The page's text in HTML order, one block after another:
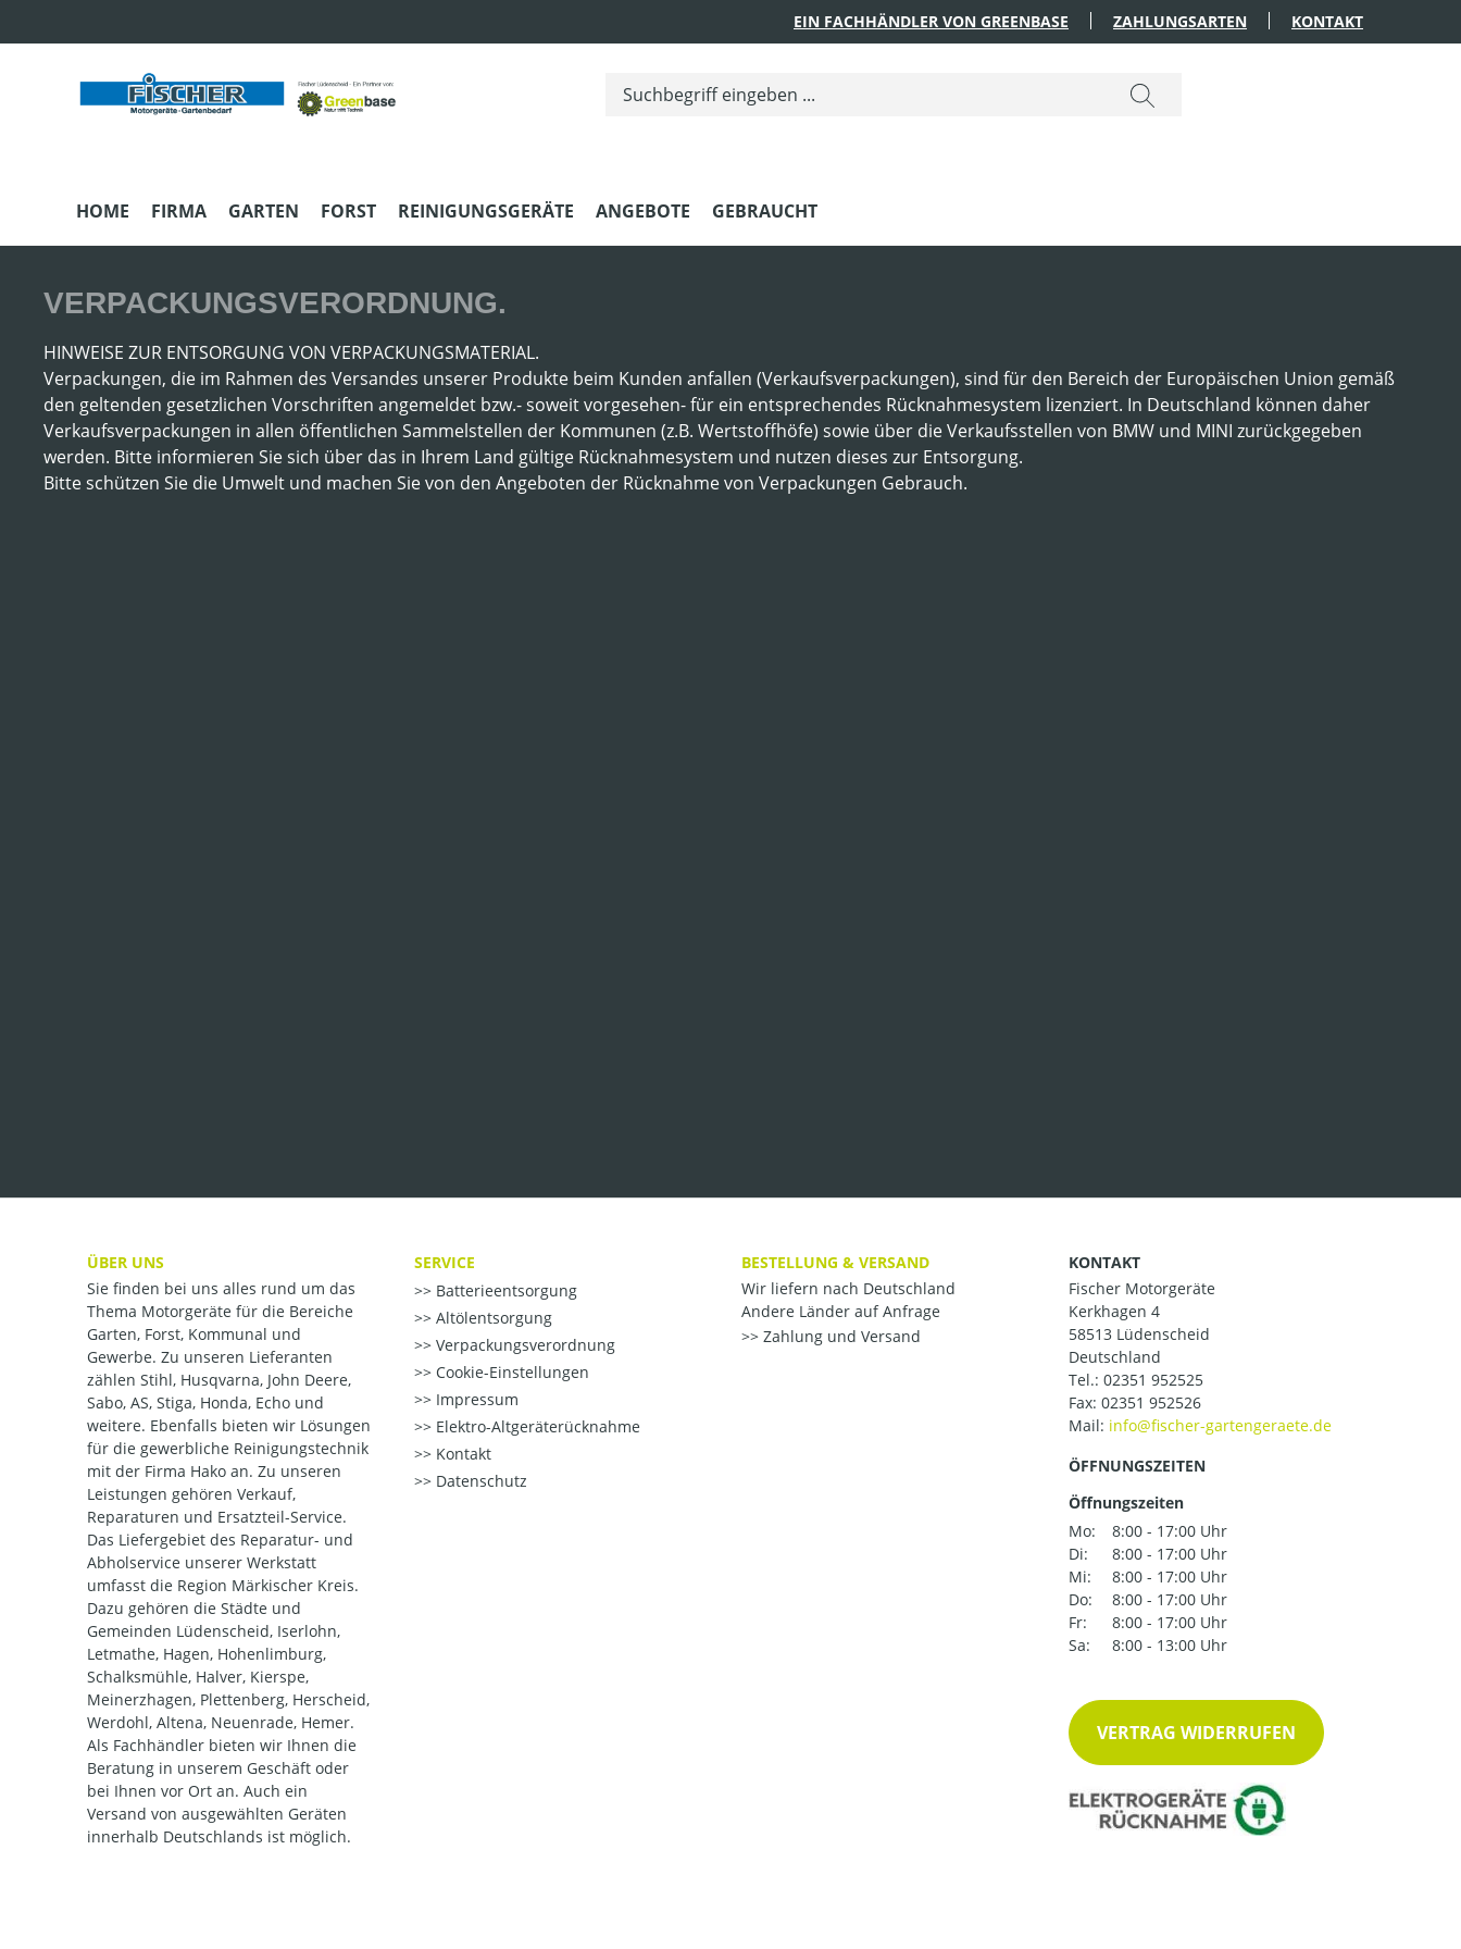
EIN FACHHÄNDLER VON GREENBASE ZAHLUNGSARTEN KONTAKT
HOME FIRMA GARTEN FORST REINIGUNGSGERÄTE ANGEBOTE GEBRAUCHT
VERPACKUNGSVERORDNUNG.
HINWEISE ZUR ENTSORGUNG VON VERPACKUNGSMATERIAL.
Verpackungen, die im Rahmen des Versandes unserer Produkte beim Kunden anfallen (Verkaufsverpackungen), sind für den Bereich der Europäischen Union gemäß
den geltenden gesetzlichen Vorschriften angemeldet bzw.- soweit vorgesehen- für ein entsprechendes Rücknahmesystem lizenziert. In Deutschland können daher
Verkaufsverpackungen in allen öffentlichen Sammelstellen der Kommunen (z.B. Wertstoffhöfe) sowie über die Verkaufsstellen von BMW und MINI zurückgegeben
werden. Bitte informieren Sie sich über das in Ihrem Land gültige Rücknahmesystem und nutzen dieses zur Entsorgung.
Bitte schützen Sie die Umwelt und machen Sie von den Angeboten der Rücknahme von Verpackungen Gebrauch.
ÜBER UNS
Sie finden bei uns alles rund um das
Thema Motorgeräte für die Bereiche
Garten, Forst, Kommunal und
Gewerbe. Zu unseren Lieferanten
zählen Stihl, Husqvarna, John Deere,
Sabo, AS, Stiga, Honda, Echo und
weitere. Ebenfalls bieten wir Lösungen
für die gewerbliche Reinigungstechnik
mit der Firma Hako an. Zu unseren
Leistungen gehören Verkauf,
Reparaturen und Ersatzteil-Service.
Das Liefergebiet des Reparatur- und
Abholservice unserer Werkstatt
umfasst die Region Märkischer Kreis.
Dazu gehören die Städte und
Gemeinden Lüdenscheid, Iserlohn,
Letmathe, Hagen, Hohenlimburg,
Schalksmühle, Halver, Kierspe,
Meinerzhagen, Plettenberg, Herscheid,
Werdohl, Altena, Neuenrade, Hemer.
Als Fachhändler bieten wir Ihnen die
Beratung in unserem Geschäft oder
bei Ihnen vor Ort an. Auch ein
Versand von ausgewählten Geräten
innerhalb Deutschlands ist möglich.
SERVICE
Batterieentsorgung
Altölentsorgung
Verpackungsverordnung
Cookie-Einstellungen
Impressum
Elektro-Altgeräterücknahme
Kontakt
Datenschutz
BESTELLUNG & VERSAND
Wir liefern nach Deutschland
Andere Länder auf Anfrage
Zahlung und Versand
KONTAKT
Fischer Motorgeräte
Kerkhagen 4
58513 Lüdenscheid
Deutschland
Tel.: 02351 952525
Fax: 02351 952526
Mail:
ÖFFNUNGSZEITEN
Öffnungszeiten
Mo:
8:00 - 17:00 Uhr
Di:
8:00 - 17:00 Uhr
Mi:
8:00 - 17:00 Uhr
Do:
8:00 - 17:00 Uhr
Fr:
8:00 - 17:00 Uhr
Sa:
8:00 - 13:00 Uhr
VERTRAG WIDERRUFEN